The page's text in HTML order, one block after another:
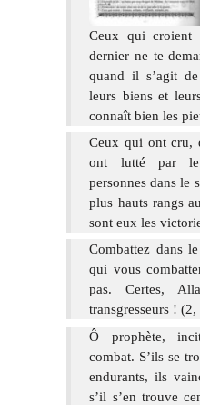
Ceux qui
dernier ne te
quand il s’agit
leurs biens et
connaît bien les
Ceux qui ont cru,
ont lutté par
personnes dans le
plus hauts rangs
sont eux les
Combattez dans
qui vous
pas. Certes,
transgresseurs !
Ô prophète,
combat. S’ils se
endurants, ils
s’il s’en trouve